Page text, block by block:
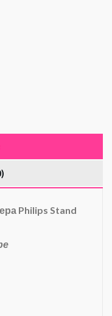
Philips Stand